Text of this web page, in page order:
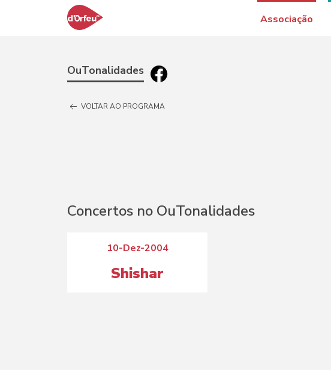
Associação
OuTonalidades
VOLTAR AO PROGRAMA
Concertos no OuTonalidades
10-Dez-2004
Shishar